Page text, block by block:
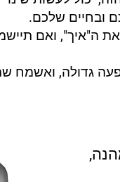
ובחיים שלכם.
ה"איך", ואם
גדולה, ואשמח